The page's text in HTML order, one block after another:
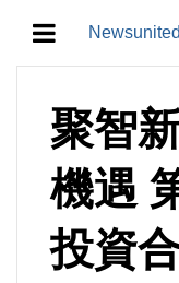
Newsunited
教育/五育/五創
人生/生存/生活
產業/經濟
聚智
機遇
投資